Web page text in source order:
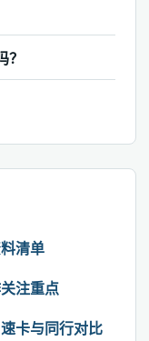
清单
注重点
卡与同行对比